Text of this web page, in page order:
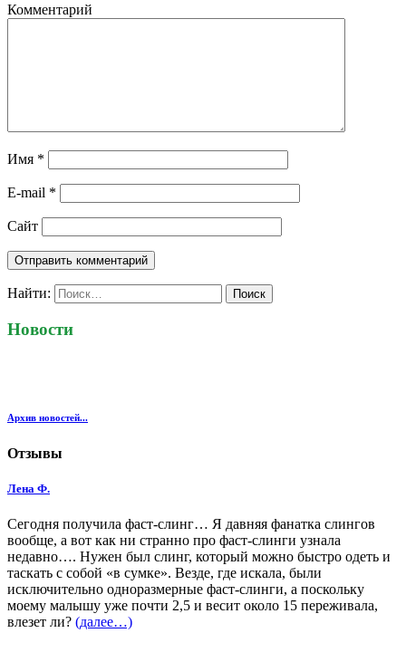
Комментарий
Имя *
E-mail *
Сайт
Найти:
Новости
Архив новостей...
Отзывы
Лена Ф.
Сегодня получила фаст-слинг… Я давняя фанатка слингов
вообще, а вот как ни странно про фаст-слинги узнала
недавно…. Нужен был слинг, который можно быстро одеть и
таскать с собой «в сумке». Везде, где искала, были
исключительно одноразмерные фаст-слинги, а поскольку
моему малышу уже почти 2,5 и весит около 15 переживала,
влезет ли? (далее…)